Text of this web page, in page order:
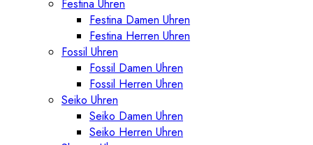
Festina Uhren
Festina Damen Uhren
Festina Herren Uhren
Fossil Uhren
Fossil Damen Uhren
Fossil Herren Uhren
Seiko Uhren
Seiko Damen Uhren
Seiko Herren Uhren